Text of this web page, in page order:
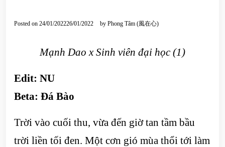
Posted on 24/01/202226/01/2022 by Phong Tâm (風在心)
Mạnh Dao x Sinh viên đại học (1)
Edit: NU
Beta: Đá Bào
Trời vào cuối thu, vừa đến giờ tan tầm bầu
trời liền tối đen. Một cơn gió mùa thổi tới làm